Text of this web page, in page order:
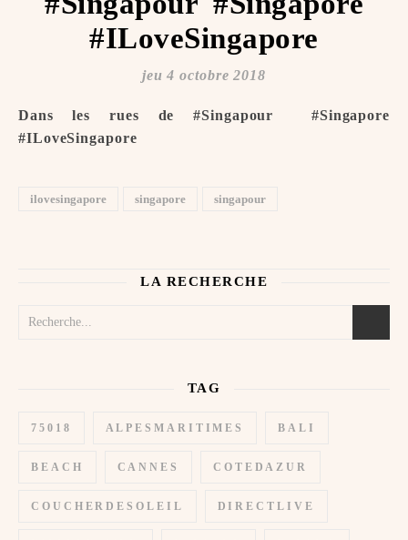
#ILoveSingapore
jeu 4 octobre 2018
Dans les rues de #Singapour ️ #Singapore
#ILoveSingapore
ilovesingapore singapore singapour
LA RECHERCHE
TAG
75018 ALPESMARITIMES BALI
BEACH CANNES COTEDAZUR
COUCHERDESOLEIL DIRECTLIVE